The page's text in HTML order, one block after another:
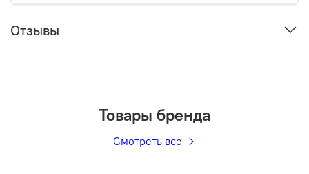
Отзывы
Товары бренда
Смотреть все